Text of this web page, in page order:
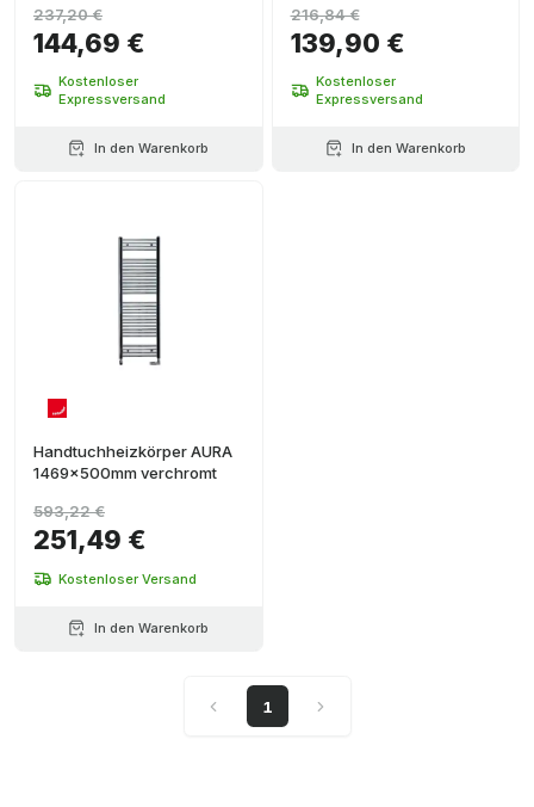
144,69 €
237,20 €
Kostenloser
Expressversand
In den Warenkorb
139,90 €
216,84 €
Kostenloser
Expressversand
In den Warenkorb
Handtuchheizkörper AURA
1469x500mm verchromt
251,49 €
593,22 €
Kostenloser Versand
In den Warenkorb
1